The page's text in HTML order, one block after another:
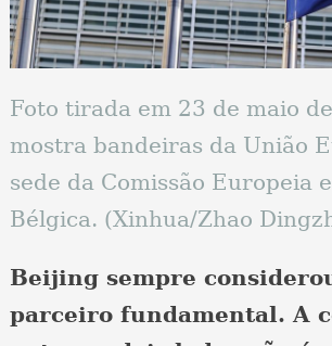
Foto tirada em 23 de maio
mostra bandeiras da União
sede da Comissão Europeia
Bélgica. (Xinhua/Zhao
Beijing sempre
parceiro fundamental. A